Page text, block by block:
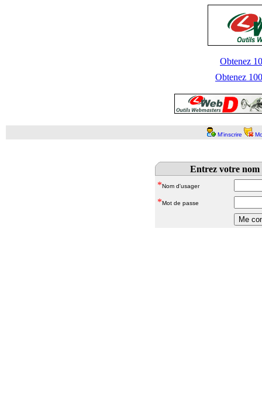
Obtenez
Obtenez
M'inscrire
Entrez votre nom
*Nom d'usager
*Mot de passe